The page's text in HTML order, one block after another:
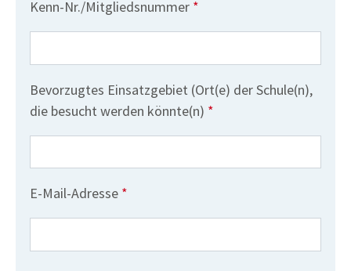
Kenn-Nr./Mitgliedsnummer *
Bevorzugtes Einsatzgebiet (Ort(e) der Schule(n),
die besucht werden könnte(n) *
E-Mail-Adresse *